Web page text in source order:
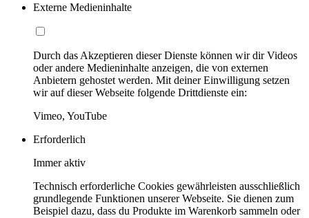
Externe Medieninhalte
Durch das Akzeptieren dieser Dienste können wir dir Videos
oder andere Medieninhalte anzeigen, die von externen
Anbietern gehostet werden. Mit deiner Einwilligung setzen
wir auf dieser Webseite folgende Drittdienste ein:
Vimeo, YouTube
Erforderlich
Immer aktiv
Technisch erforderliche Cookies gewährleisten ausschließlich
grundlegende Funktionen unserer Webseite. Sie dienen zum
Beispiel dazu, dass du Produkte im Warenkorb sammeln oder